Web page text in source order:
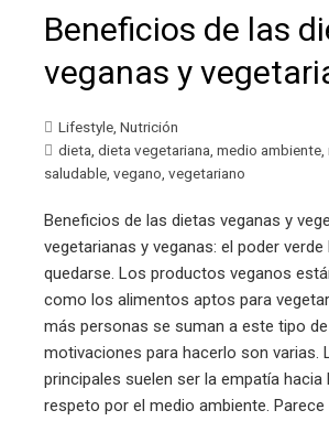
Beneficios de las
veganas y
Lifestyle, Nutrición
dieta, dieta vegetariana, medio ambiente,
saludable, vegano, vegetariano
Beneficios de las dietas veganas y
vegetarianas y veganas: el poder
quedarse. Los productos veganos
como los alimentos aptos para
más personas se suman a este tipo
motivaciones para hacerlo son varias.
principales suelen ser la empatía hacia
respeto por el medio ambiente. Parece